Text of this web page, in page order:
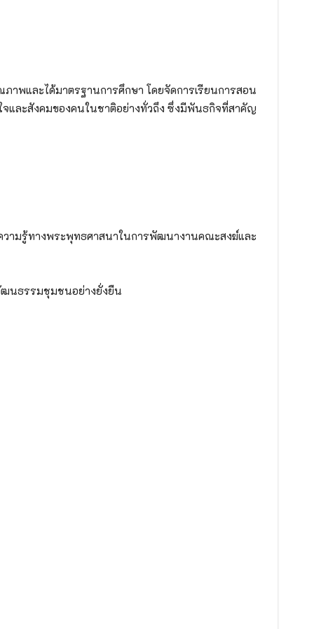
พและได้มาตรฐานการศึกษา โดยจัดการเรียนการสอน
และสังคมของคนในชาติอย่างทั่วถึง ซึ่งมีพันธกิจที่สาคัญ
ามรู้ทางพระพุทธศาสนาในการพัฒนางานคณะสงฆ์และ
นธรรมชุมชนอย่างยั่งยืน